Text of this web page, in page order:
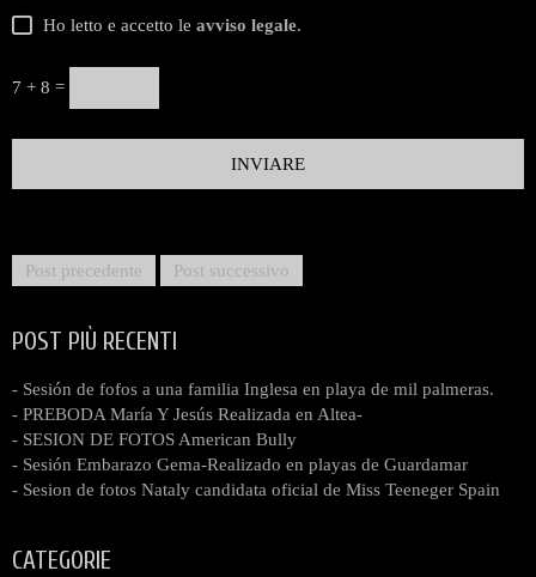
Ho letto e accetto le avviso legale.
7 + 8 =
Post precedente Post successivo
POST PIÙ RECENTI
- Sesión de fofos a una familia Inglesa en playa de mil palmeras.
- PREBODA María Y Jesús Realizada en Altea-
- SESION DE FOTOS American Bully
- Sesión Embarazo Gema-Realizado en playas de Guardamar
- Sesion de fotos Nataly candidata oficial de Miss Teeneger Spain
CATEGORIE